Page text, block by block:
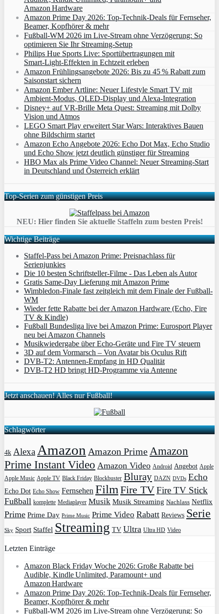
Amazon Hardware
Amazon Prime Day 2026: Top-Technik-Deals für Fernseher,
Beamer, Kopfhörer & mehr
Fußball-WM 2026 im Live-Stream ohne Verzögerung: So
optimieren Sie Ihr Streaming-Setup
Philips Hue Sports Live: Sportübertragungen mit
Smart‑Light‑Effekten in Echtzeit erleben
Amazon Frühlingsangebote 2026: Bis zu 45 % Rabatt zum
Saisonstart sichern
Amazon Ember Artline: Neuer Lifestyle Smart TV mit
Ambient‑Modus, QLED‑Display und Alexa‑Integration
Disney+ auf VR-Brille Meta Quest: Streaming mit Dolby
Vision und Atmos
LEGO Smart Play erweitert Star Wars: Interaktives Bauen
ohne Bildschirm startet
Amazon Echo Angebote 2026: Echo Dot Max, Echo Studio
und Echo Show jetzt deutlich günstiger für Streaming
HBO Max als Prime Video Channel: Neuer Streaming‑Start
in Deutschland und Österreich erklärt
Top-Serien zum günstigen Preis
NEU: Hier finden Sie aktuelle Staffeln zum besten Preis!
Wichtige Beiträge
Staffel-Pass bei Amazon Prime: Preisnachlass für
Serienjunkies
Die 10 besten Schriftsteller-Filme - Das Leben als Autor
Gratis Same-Day Lieferung mit Amazon Prime
Wimbledon-Finale fast zeitgleich mit dem Finale der Fußball-
WM
Wieder fette Rabatte bei der Amazon Hardware (Echo, Fire
TV & Kindle)
Fußball Bundesliga live bei Amazon Prime: Eurosport Player
neu bei Amazon Channels
Musikwiedergabe über Echo-Geräte und Fire TV steuern
3D auf dem Vormarsch – Von Avatar bis Oculus Rift
DVB-T2: Antennen-Empfang in HD Qualität
DVB-T2 HD bringt HD-Programme via Antenne
Jetzt anschauen! Alles nur Fußball!
Schlagwörter
4k AlexaAmazon Amazon PrimeAmazon
Prime Instant Video Amazon Video Android Angebot Apple
Apple Music Apple TV Black Friday Blockbuster Bluray DAZN DVDs Echo
Echo Dot Echo Show Fernsehen FilmFire TVFire TV Stick
Fußball komplette Mediaplayer Musik Musik Streaming Nachlass Netflix
Prime Prime Day Prime Music Prime Video Rabatt Reviews Serie
Sky Sport Staffel Streaming TV Ultra Ultra HD Video
Letzten Einträge
Amazon Black Friday Woche 2026: Große Rabatte bei
Audible, Kindle Unlimited, Paramount+ und
Amazon Hardware
Amazon Prime Day 2026: Top-Technik-Deals für Fernseher,
Beamer, Kopfhörer & mehr
Fußball-WM 2026 im Live-Stream ohne Verzögerung: So